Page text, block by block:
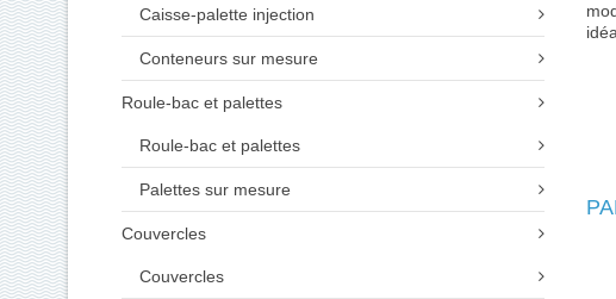
Caisse-palette injection
Conteneurs sur mesure
Roule-bac et palettes
Roule-bac et palettes
Palettes sur mesure
Couvercles
Couvercles